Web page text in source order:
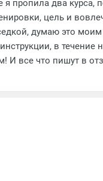
я пропила два
цель и
думаю это
в течение
И все что пишут в